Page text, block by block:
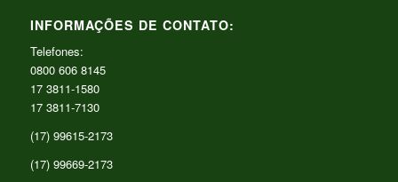
INFORMAÇÕES DE CONTATO:
Telefones:
0800 606 8145
17 3811-1580
17 3811-7130
(17) 99615-2173
(17) 99669-2173